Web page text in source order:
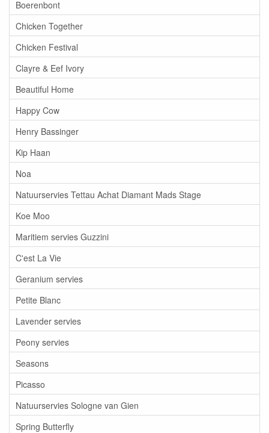
Boerenbont
Chicken Together
Chicken Festival
Clayre & Eef Ivory
Beautiful Home
Happy Cow
Henry Bassinger
Kip Haan
Noa
Natuurservies Tettau Achat Diamant Mads Stage
Koe Moo
Maritiem servies Guzzini
C'est La Vie
Geranium servies
Petite Blanc
Lavender servies
Peony servies
Seasons
Picasso
Natuurservies Sologne van Gien
Spring Butterfly